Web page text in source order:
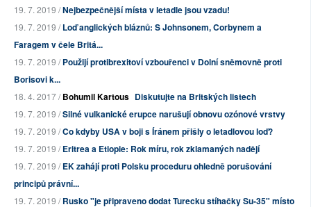
19. 7. 2019 /Nejbezpečnější místa v letadle jsou vzadu!
19. 7. 2019 /Loď anglických bláznů: S Johnsonem, Corbynem a
Faragem v čele Britá...
19. 7. 2019 /Použijí protibrexitoví vzbouřenci v Dolní sněmovně proti
Borisovi k...
18. 4. 2017 /Bohumil Kartous Diskutujte na Britských listech
19. 7. 2019 /Silné vulkanické erupce narušují obnovu ozónové vrstvy
19. 7. 2019 /Co kdyby USA v boji s Íránem přišly o letadlovou loď?
19. 7. 2019 /Eritrea a Etiopie: Rok míru, rok zklamaných nadějí
19. 7. 2019 /EK zahájí proti Polsku proceduru ohledně porušování
principů právní...
19. 7. 2019 /Rusko "je připraveno dodat Turecku stíhačky Su-35" místo